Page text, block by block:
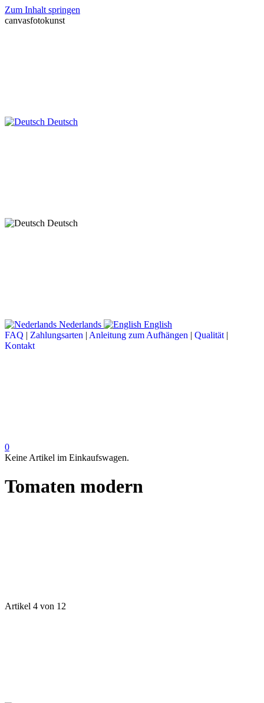
Zum Inhalt springen
canvasfotokunst
Deutsch
Deutsch
Nederlands
English
FAQ | Zahlungsarten | Anleitung zum Aufhängen | Qualität |
Kontakt
0
Keine Artikel im Einkaufswagen.
Tomaten modern
Artikel 4 von 12